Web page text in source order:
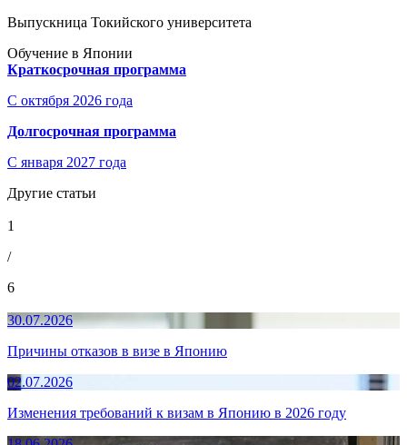
Выпускница Токийского университета
Обучение в Японии
Краткосрочная программа
С октября 2026 года
Долгосрочная программа
С января 2027 года
Другие статьи
1
/
6
30.07.2026
Причины отказов в визе в Японию
02.07.2026
Изменения требований к визам в Японию в 2026 году